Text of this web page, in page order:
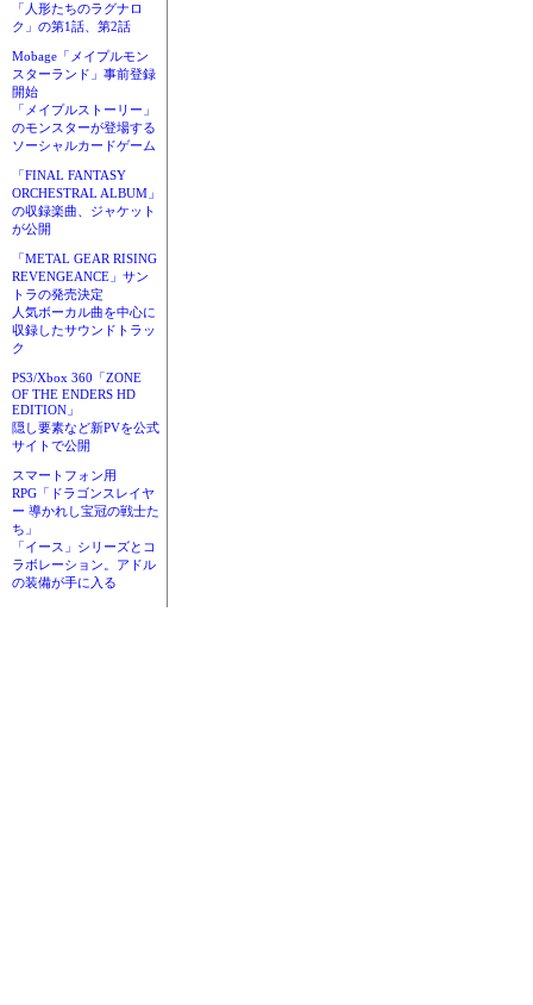
「人形たちのラグナロ
ク」の第1話、第2話
Mobage「メイプルモン
スターランド」事前登録
開始
「メイプルストーリー」
のモンスターが登場する
ソーシャルカードゲーム
「FINAL FANTASY
ORCHESTRAL ALBUM」
の収録楽曲、ジャケット
が公開
「METAL GEAR RISING
REVENGEANCE」サン
トラの発売決定
人気ボーカル曲を中心に
収録したサウンドトラッ
ク
PS3/Xbox 360「ZONE
OF THE ENDERS HD
EDITION」
隠し要素など新PVを公式
サイトで公開
スマートフォン用
RPG「ドラゴンスレイヤ
ー 導かれし宝冠の戦士た
ち」
「イース」シリーズとコ
ラボレーション。アドル
の装備が手に入る